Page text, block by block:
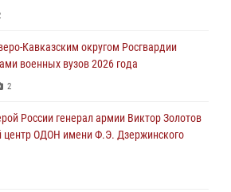
росгвардейцев в Главном военном
2
с Росгвардией» прошла в
Кавказским округом Росгвардии
военных вузов 2026 года
2
России генерал армии Виктор Золотов
центр ОДОН имени Ф.Э. Дзержинского